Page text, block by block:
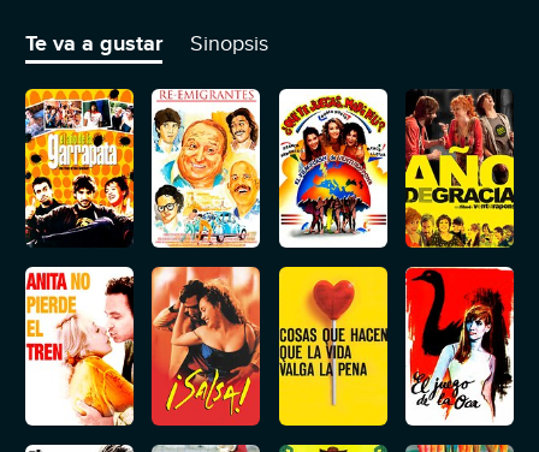
Te va a gustar Sinopsis